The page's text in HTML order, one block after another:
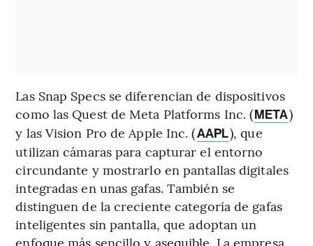
Las Snap Specs se diferencian de dispositivos
como las Quest de Meta Platforms Inc. (META)
y las Vision Pro de Apple Inc. (AAPL), que
utilizan cámaras para capturar el entorno
circundante y mostrarlo en pantallas digitales
integradas en unas gafas. También se
distinguen de la creciente categoría de gafas
inteligentes sin pantalla, que adoptan un
enfoque más sencillo y asequible. La empresa